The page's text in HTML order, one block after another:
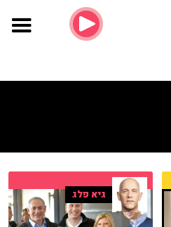
גיא פלג